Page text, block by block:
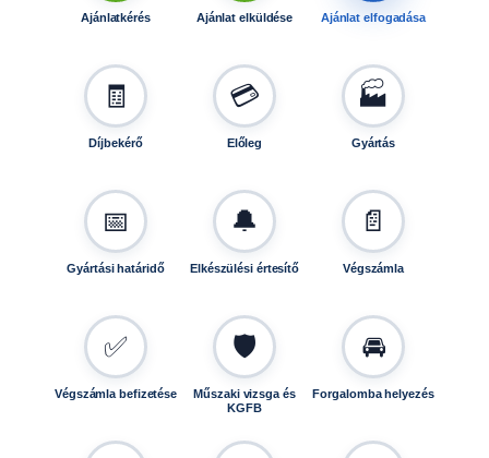
Ajánlatkérés Ajánlat elküldése Ajánlat elfogadása
🧾
Díjbekérő
💳
Előleg
🏭
Gyártás
📅
Gyártási határidő
🔔
Elkészülési értesítő
📄
Végszámla
✅
Végszámla befizetése
🛡️
Műszaki vizsga és
KGFB
🚘
Forgalomba helyezés